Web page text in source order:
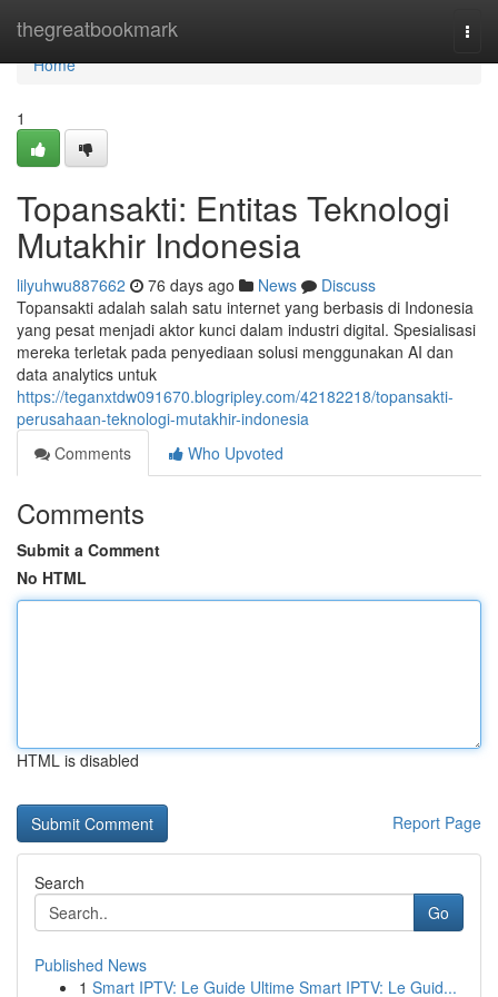
thegreatbookmark
Home
Home
1
Topansakti: Entitas Teknologi
Mutakhir Indonesia
lilyuhwu887662 76 days ago News
Discuss
Topansakti adalah salah satu internet yang berbasis di Indonesia
yang pesat menjadi aktor kunci dalam industri digital. Spesialisasi
mereka terletak pada penyediaan solusi menggunakan AI dan
data analytics untuk
https://teganxtdw091670.blogripley.com/42182218/topansakti-
perusahaan-teknologi-mutakhir-indonesia
Comments
Who Upvoted
Comments
Submit a Comment
No HTML
HTML is disabled
Report Page
Search
Go
Published News
1 Smart IPTV: Le Guide Ultime Smart IPTV: Le Guid...